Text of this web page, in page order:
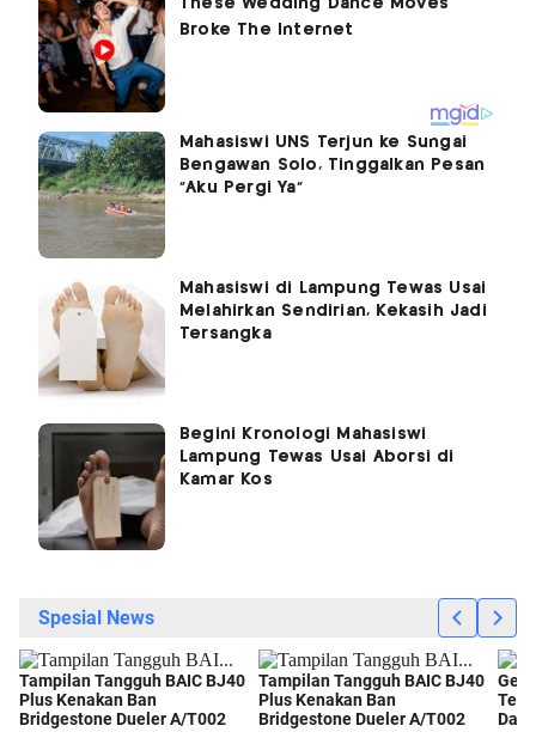
Mahasiswi UNS Terjun ke Sungai
Bengawan Solo, Tinggalkan Pesan
"Aku Pergi Ya"
Mahasiswi di Lampung Tewas Usai
Melahirkan Sendirian, Kekasih Jadi
Tersangka
Begini Kronologi Mahasiswi
Lampung Tewas Usai Aborsi di
Kamar Kos